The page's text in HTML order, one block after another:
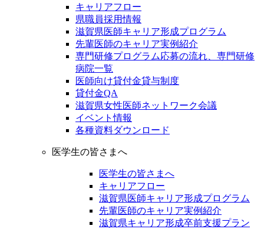
キャリアフロー
県職員採用情報
滋賀県医師キャリア形成プログラム
先輩医師のキャリア実例紹介
専門研修プログラム応募の流れ、専門研修
病院一覧
医師向け貸付金貸与制度
貸付金QA
滋賀県女性医師ネットワーク会議
イベント情報
各種資料ダウンロード
医学生の皆さまへ
医学生の皆さまへ
キャリアフロー
滋賀県医師キャリア形成プログラム
先輩医師のキャリア実例紹介
滋賀県キャリア形成卒前支援プラン